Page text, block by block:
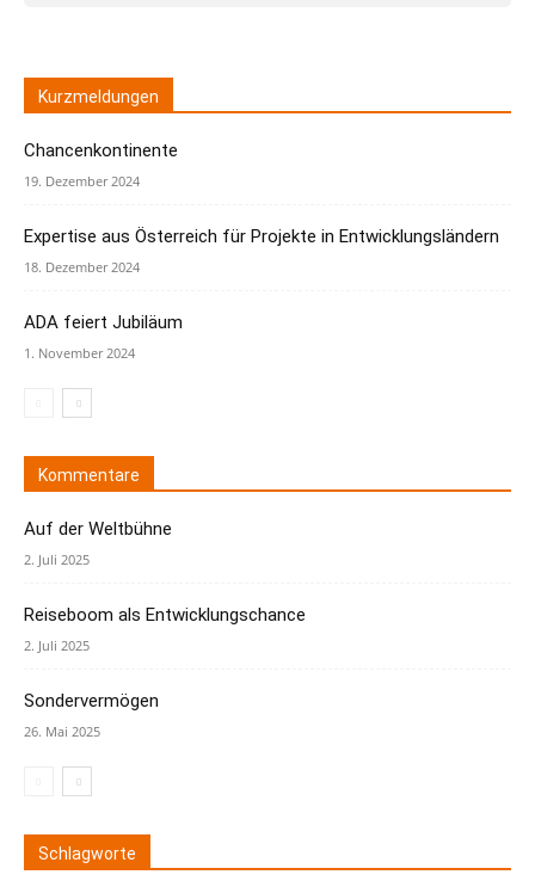
Kurzmeldungen
Chancenkontinente
19. Dezember 2024
Expertise aus Österreich für Projekte in Entwicklungsländern
18. Dezember 2024
ADA feiert Jubiläum
1. November 2024
Kommentare
Auf der Weltbühne
2. Juli 2025
Reiseboom als Entwicklungschance
2. Juli 2025
Sondervermögen
26. Mai 2025
Schlagworte